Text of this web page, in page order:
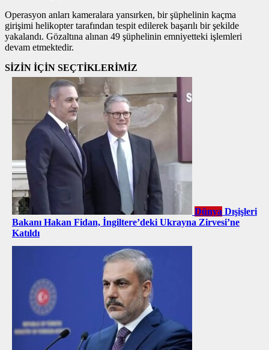
Operasyon anları kameralara yansırken, bir şüphelinin kaçma
girişimi helikopter tarafından tespit edilerek başarılı bir şekilde
yakalandı. Gözaltına alınan 49 şüphelinin emniyetteki işlemleri
devam etmektedir.
SİZİN İÇİN SEÇTİKLERİMİZ
Dünya Dışişleri
Bakanı Hakan Fidan, İngiltere’deki Ukrayna Zirvesi’ne
Katıldı